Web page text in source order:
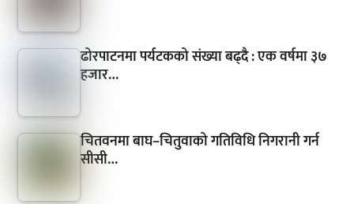
ढोरपाटनमा पर्यटकको संख्या बढ्दै : एक वर्षमा ३७
हजार…
चितवनमा बाघ–चितुवाको गतिविधि निगरानी गर्न
सीसी…